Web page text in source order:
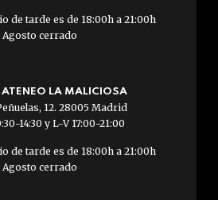
de tarde es de 18:00h a 21:00h
Agosto cerrado
ATENEO LA MALICIOSA
12. 28005 Madrid
14:30 y L-V 17:00-21:00
de tarde es de 18:00h a 21:00h
Agosto cerrado